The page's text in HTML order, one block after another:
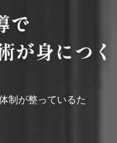
制が整っているた